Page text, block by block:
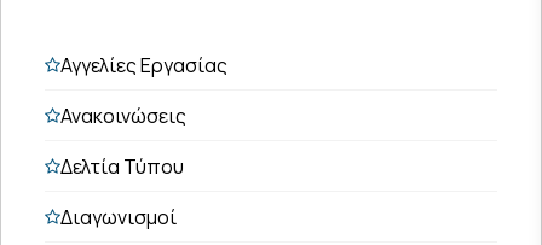
Αγγελίες Εργασίας
Ανακοινώσεις
Δελτία Τύπου
Διαγωνισμοί